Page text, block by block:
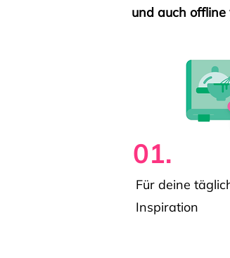
und auch
01.
Für deine
Inspiration